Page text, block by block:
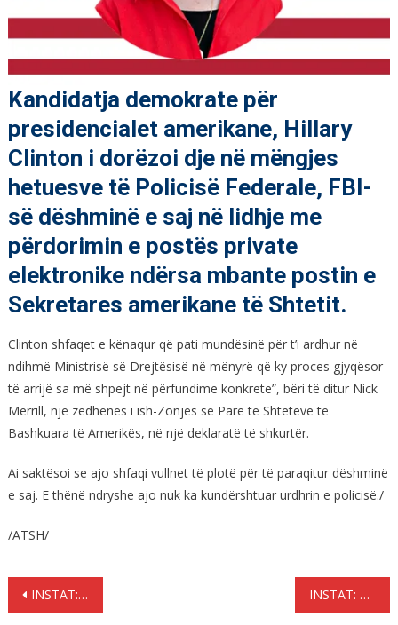
Kandidatja demokrate për
presidencialet amerikane, Hillary
Clinton i dorëzoi dje në mëngjes
hetuesve të Policisë Federale, FBI-
së dëshminë e saj në lidhje me
përdorimin e postës private
elektronike ndërsa mbante postin e
Sekretares amerikane të Shtetit.
Clinton shfaqet e kënaqur që pati mundësinë për t’i ardhur në
ndihmë Ministrisë së Drejtësisë në mënyrë që ky proces gjyqësor
të arrijë sa më shpejt në përfundime konkrete”, bëri të ditur Nick
Merrill, një zëdhënës i ish-Zonjës së Parë të Shteteve të
Bashkuara të Amerikës, në një deklaratë të shkurtër.
Ai saktësoi se ajo shfaqi vullnet të plotë për të paraqitur dëshminë
e saj. E thënë ndryshe ajo nuk ka kundërshtuar urdhrin e policisë./
/ATSH/
Lëvizje
INSTAT: Papunësia është 12%. Tremujori i parë, 4.3% më pak se vjet INSTAT: Numri mesatar i familjeve që përftuan ndihmë ekonomike u ul me 1,3